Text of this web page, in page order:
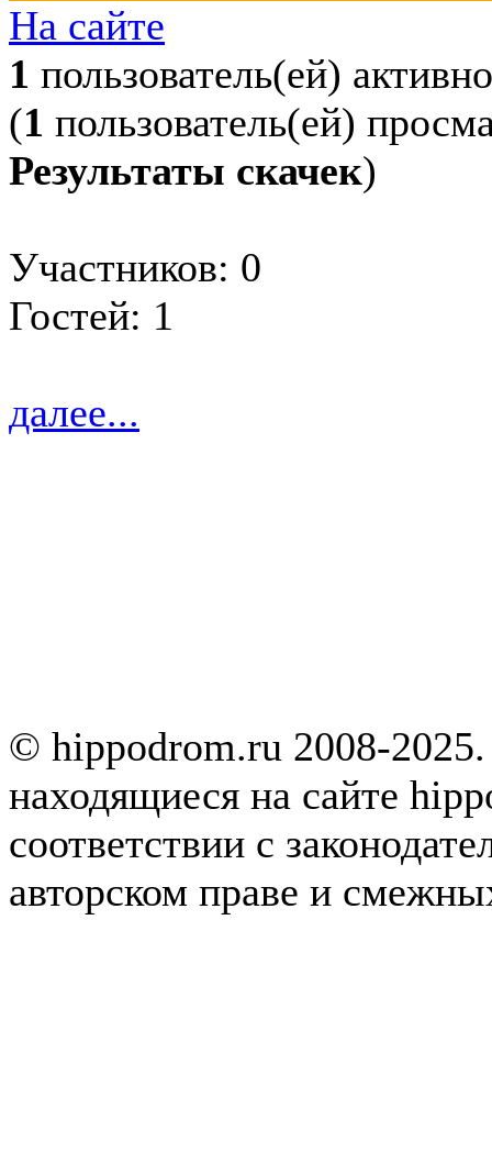
На сайте
1 пользователь(ей) активно
(1 пользователь(ей)
Результаты скачек)
Участников: 0
Гостей: 1
далее...
© hippodrom.ru 2008-
находящиеся на сайте
соответствии с
авторском праве и